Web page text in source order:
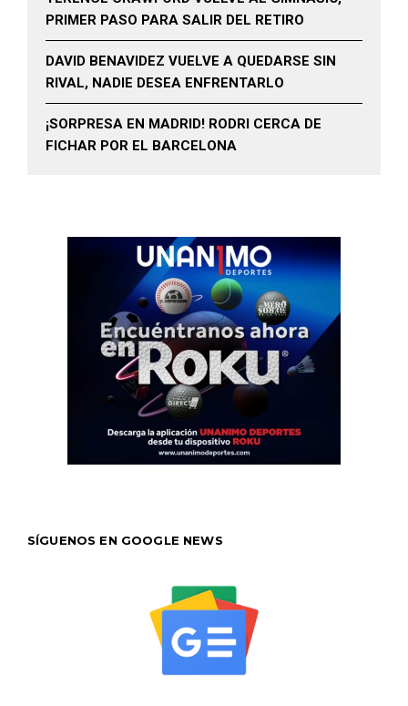
PRIMER PASO PARA SALIR DEL RETIRO
DAVID BENAVIDEZ VUELVE A QUEDARSE SIN
RIVAL, NADIE DESEA ENFRENTARLO
¡SORPRESA EN MADRID! RODRI CERCA DE
FICHAR POR EL BARCELONA
SÍGUENOS EN GOOGLE NEWS